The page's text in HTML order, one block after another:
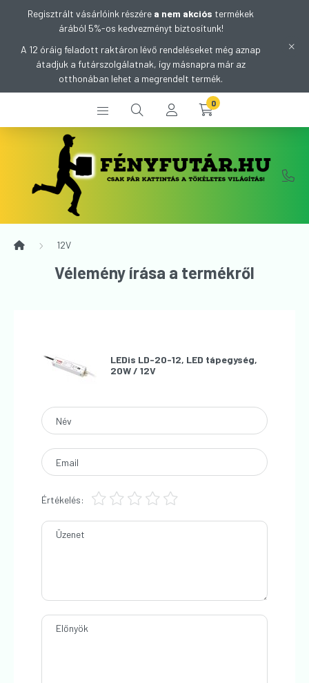
Regisztrált vásárlóink részére a nem akciós termékek
árából 5%-os kedvezményt biztosítunk!
A 12 óráig feladott raktáron lévő rendeléseket még aznap
átadjuk a futárszolgálatnak, így másnapra már az
otthonában lehet a megrendelt termék.
0
12V
Vélemény írása a termékről
LEDis LD-20-12, LED tápegység,
20W / 12V
Név
Email
Értékelés:
Üzenet
Előnyök